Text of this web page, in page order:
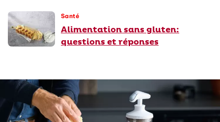
Santé
Alimentation sans gluten:
questions et réponses